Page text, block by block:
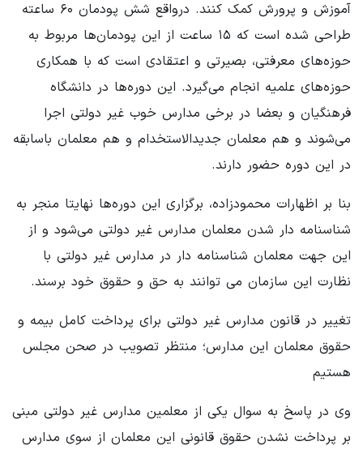
آموزش و پرورش کمک کنند. درواقع شش پودمان ۶۰ ساعته
طراحی شده است که ۱۵ ساعت از این پودمان‌ها مربوط به
حوزه‌های معرفتی، بصیرتی و اعتقادی است که با همکاری
حوزه‌های علمیه انجام می‌گیرد. این دوره‌ها در دانشگاه
فرهنگیان و بعضا در برخی مدارس خوب غیر دولتی اجرا
می‌شوند و هم معلمان جدیدالاستخدام و هم معلمان باسابقه
در این دوره حضور دارند.
بنا بر اظهارات محمودزاده، برگزاری این دوره‌ها نهایتا منجر به
شناسنامه دار شدن معلمان مدارس غیر دولتی می‌شود و از
این جهت معلمان شناسنامه دار در مدارس غیر دولتی با
نظارت این سازمان می توانند به حق و حقوق خود برسند.
تغییر در قانون مدارس غیر دولتی برای پرداخت کامل بیمه و
حقوق معلمان این مدارس؛ منتظر تصویب در صحن مجلس
هستیم
وی در پاسخ به سوال یکی از معلمین مدارس غیر دولتی مبنی
بر پرداخت نشدن حقوق قانونی این معلمان از سوی مدارس